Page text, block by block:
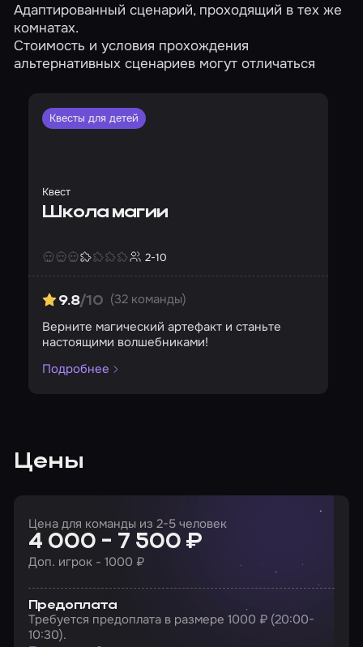
Адаптированный сценарий, проходящий в тех же
комнатах.
Стоимость и условия прохождения
альтернативных сценариев могут отличаться
Квесты для детей
Квест
Школа магии
2-10
9.8/10 (32 команды)
Верните магический артефакт и станьте
настоящими волшебниками!
Подробнее
Цены
Цена для команды из 2-5 человек
4 000 - 7 500 ₽
Доп. игрок - 1000 ₽
Предоплата
Требуется предоплата в размере 1000 ₽ (20:00-
10:30).